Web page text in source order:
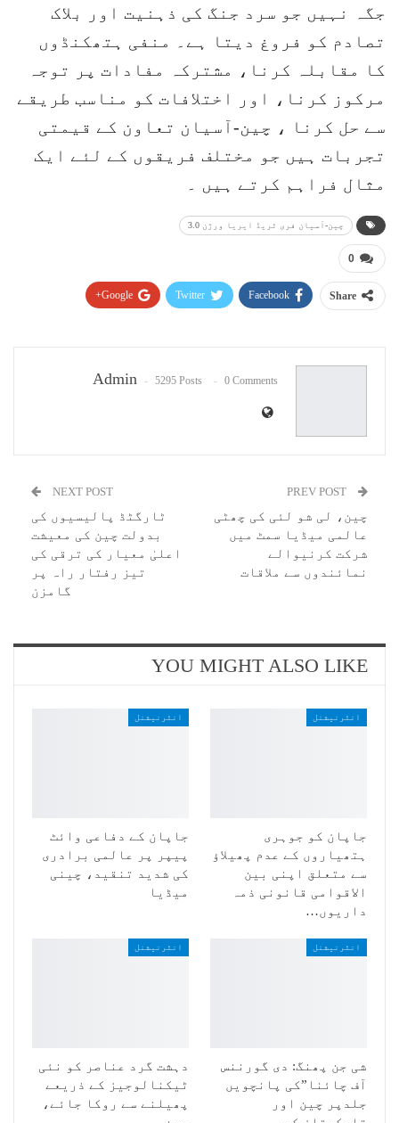
جگہ نہیں جو سرد جنگ کی ذہنیت اور بلاک
تصادم کو فروغ دیتا ہے۔ منفی ہتھکنڈوں
کا مقابلہ کرنا، مشترکہ مفادات پر توجہ
مرکوز کرنا، اور اختلافات کو مناسب طریقے
سے حل کرنا ، چین-آسیان تعاون کے قیمتی
تجربات ہیں جو مختلف فریقوں کے لئے ایک
مثال فراہم کرتے ہیں ۔
چین-آسیان فری ٹریڈ ایریا ورژن 3.0
0
Share
Facebook
Twitter
Google+
Admin 5295 Posts 0 Comments
چین، لی شو لئی کی چھٹی
عالمی میڈیا سمٹ میں
شرکت کرنیوالے
نمائندوں سے ملاقات
NEXT POST
ٹارگٹڈ پالیسیوں کی
بدولت چین کی معیشت
اعلیٰ معیار کی ترقی کی
تیز رفتار راہ پر
گامزن
YOU MIGHT ALSO LIKE
انٹرنیشنل
جاپان کو جوہری
ہتھیاروں کے عدم پھیلاؤ
سے متعلق اپنی بین
الاقوامی قانونی ذمہ
داریوں…
انٹرنیشنل
جاپان کے دفاعی وائٹ
پیپر پر عالمی برادری
کی شدید تنقید، چینی
میڈیا
انٹرنیشنل
شی جن پھنگ: دی گورننس
آف چائنا”کی پانچویں
جلدپر چین اور
انٹرنیشنل
دہشت گرد عناصر کو نئی
ٹیکنالوجیز کے ذریعے
پھیلنے سے روکا جائے،